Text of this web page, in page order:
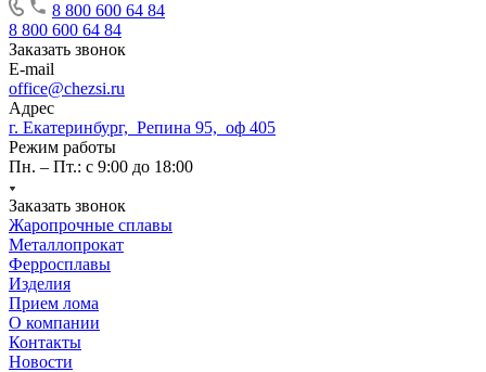
8 800 600 64 84
8 800 600 64 84
Заказать звонок
E-mail
office@chezsi.ru
Адрес
г. Екатеринбург, Репина 95, оф 405
Режим работы
Пн. – Пт.: с 9:00 до 18:00
Заказать звонок
Жаропрочные сплавы
Металлопрокат
Ферросплавы
Изделия
Прием лома
О компании
Контакты
Новости